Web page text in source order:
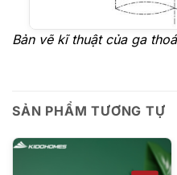
Bản vẽ kĩ thuật của ga
SẢN PHẨM TƯƠNG TỰ